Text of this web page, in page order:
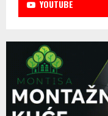
YOUTUBE